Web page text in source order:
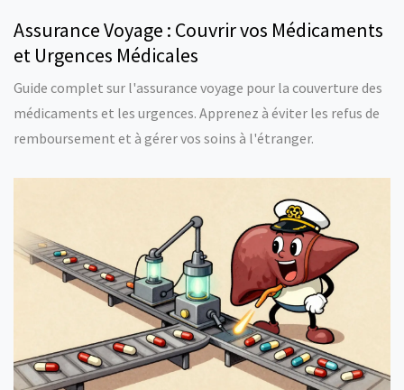
Assurance Voyage : Couvrir vos Médicaments
et Urgences Médicales
Guide complet sur l'assurance voyage pour la couverture des
médicaments et les urgences. Apprenez à éviter les refus de
remboursement et à gérer vos soins à l'étranger.